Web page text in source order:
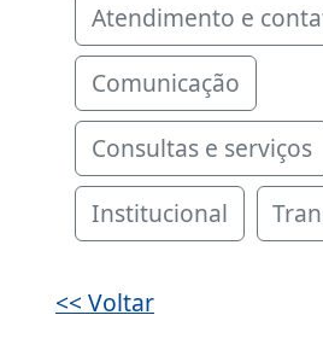
Atendimento e
Comunicação
Consultas e serviços
Institucional
<< Voltar